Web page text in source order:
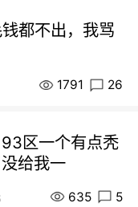
都不出，我骂
1791 26
区一个有点秃
给我一
635 5